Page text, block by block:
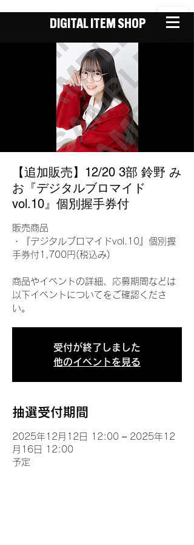
DIGITAL ITEM SHOP
【追加販売】12/20 3部 鈴野 み
お『デジタルブロマイド
vol.10』個別握手券付
販売商品
・『デジタルブロマイドvol.10』個別握
手券付1,700円(税込み)
商品やイベントの詳細、応募期間などは
以下イベントについてをご確認くださ
い。
受付が終了しました
他のイベントを見る
抽選受付期間
2025年12月12日 12:00 – 2025年12
月16日 12:00
予定